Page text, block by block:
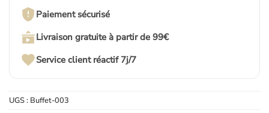
Paiement sécurisé
Livraison gratuite à partir de 99€
Service client réactif 7j/7
UGS : Buffet-003